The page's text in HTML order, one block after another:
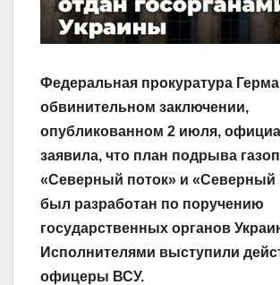
Федеральная прокуратура
обвинительном заключении,
опубликованном 2 июля,
заявила, что план подрыва
«Северный поток» и «Северный
был разработан по поручению
государственных органов
Исполнителями выступили
офицеры ВСУ.